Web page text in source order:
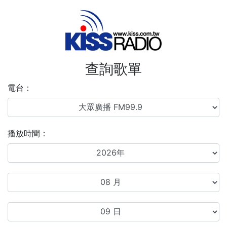
查詢歌單
電台：
播放時間：